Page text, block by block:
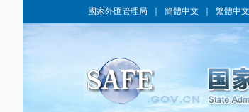
國家外匯管理局 簡體中文 繁體中文